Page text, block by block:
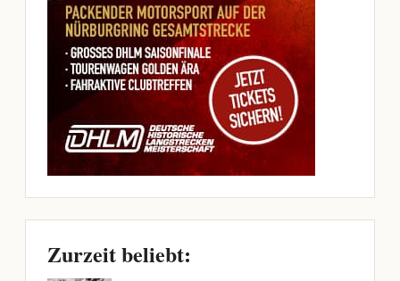
Zurzeit beliebt: